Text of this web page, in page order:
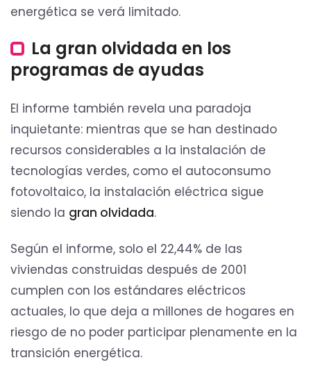
energética se verá limitado.
La gran olvidada en los
programas de ayudas
El informe también revela una paradoja
inquietante: mientras que se han destinado
recursos considerables a la instalación de
tecnologías verdes, como el autoconsumo
fotovoltaico, la instalación eléctrica sigue
siendo la gran olvidada.
Según el informe, solo el 22,44% de las
viviendas construidas después de 2001
cumplen con los estándares eléctricos
actuales, lo que deja a millones de hogares en
riesgo de no poder participar plenamente en la
transición energética.